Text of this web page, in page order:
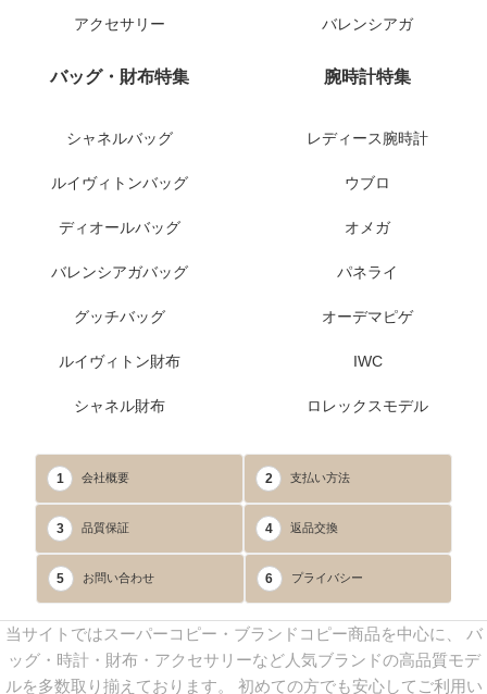
アクセサリー バレンシアガ
バッグ・財布特集
シャネルバッグ
ルイヴィトンバッグ
ディオールバッグ
バレンシアガバッグ
グッチバッグ
ルイヴィトン財布
シャネル財布
腕時計特集
レディース腕時計
ウブロ
オメガ
パネライ
オーデマピゲ
IWC
ロレックスモデル
1 会社概要 2 支払い方法
3 品質保証 4 返品交換
5 お問い合わせ 6 プライバシー
当サイトではスーパーコピー・ブランドコピー商品を中心に、 バ
ッグ・時計・財布・アクセサリーなど人気ブランドの高品質モデ
ルを多数取り揃えております。 初めての方でも安心してご利用い